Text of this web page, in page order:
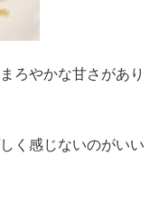
ろやかな甘さがあり
く感じないのがいい